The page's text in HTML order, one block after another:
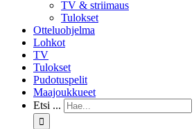
TV & striimaus
Tulokset
Otteluohjelma
Lohkot
TV
Tulokset
Pudotuspelit
Maajoukkueet
Etsi ...